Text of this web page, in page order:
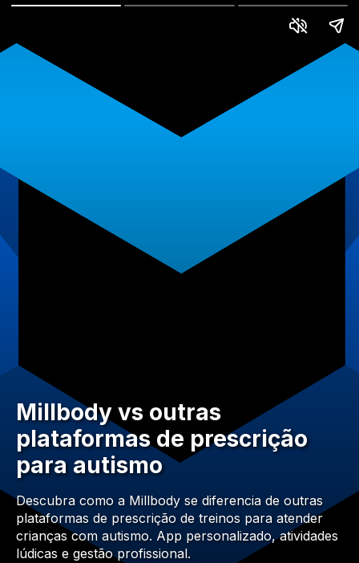
Millbody vs outras
plataformas de prescrição
para autismo
Descubra como a Millbody se diferencia de outras
plataformas de prescrição de treinos para atender
crianças com autismo. App personalizado, atividades
lúdicas e gestão profissional.